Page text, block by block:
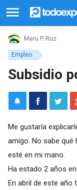
Empleo
Maru P. Ruz
Subsidio
Me gustaría
amigo. No sabe qué
esté en mi mano.
Ha estado 2 años
En abril de este año